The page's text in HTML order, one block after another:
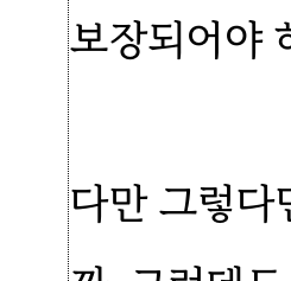
보장되어야
다만 그렇